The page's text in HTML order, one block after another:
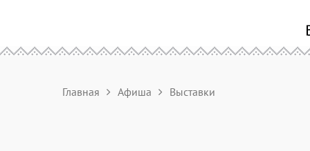
Главная Афиша Выставки